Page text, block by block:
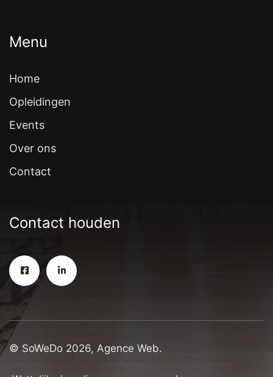
Menu
Home
Opleidingen
Events
Over ons
Contact
Contact houden
© SoWeDo 2026, Agence Web.